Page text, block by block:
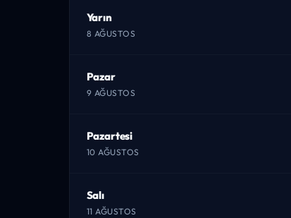
Yarın
8 AĞUSTOS
Pazar
9 AĞUSTOS
Pazartesi
10 AĞUSTOS
Salı
11 AĞUSTOS